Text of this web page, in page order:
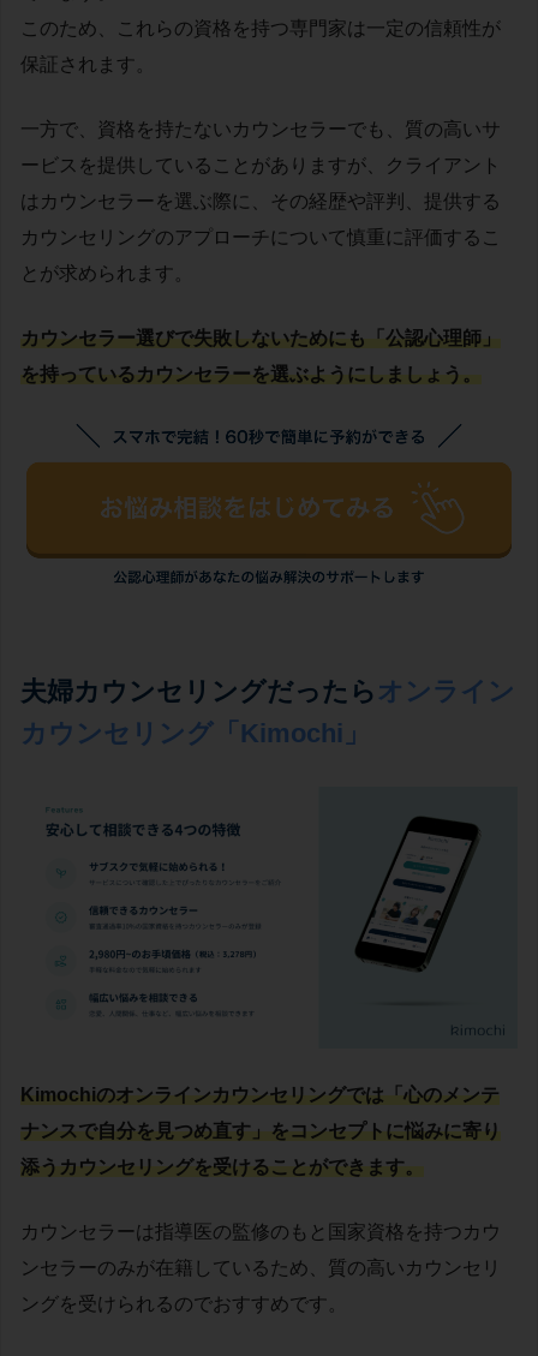
このため、これらの資格を持つ専門家は一定の信頼性が
保証されます。
一方で、資格を持たないカウンセラーでも、質の高いサ
ービスを提供していることがありますが、クライアント
はカウンセラーを選ぶ際に、その経歴や評判、提供する
カウンセリングのアプローチについて慎重に評価するこ
とが求められます。
カウンセラー選びで失敗しないためにも「公認心理師」
を持っているカウンセラーを選ぶようにしましょう。
夫婦カウンセリングだったら オンライン
カウンセリング「Kimochi」
Kimochiのオンラインカウンセリングでは「心のメンテ
ナンスで自分を見つめ直す」をコンセプトに悩みに寄り
添うカウンセリングを受けることができます。
カウンセラーは指導医の監修のもと国家資格を持つカウ
ンセラーのみが在籍しているため、質の高いカウンセリ
ングを受けられるのでおすすめです。